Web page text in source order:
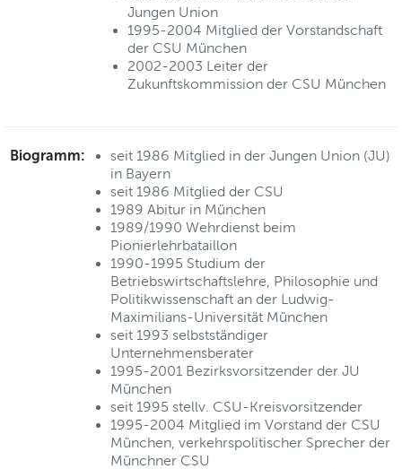
Jungen Union
1995-2004 Mitglied der Vorstandschaft
der CSU München
2002-2003 Leiter der
Zukunftskommission der CSU München
Biogramm:
seit 1986 Mitglied in der Jungen Union (JU)
in Bayern
seit 1986 Mitglied der CSU
1989 Abitur in München
1989/1990 Wehrdienst beim
Pionierlehrbataillon
1990-1995 Studium der
Betriebswirtschaftslehre, Philosophie und
Politikwissenschaft an der Ludwig-
Maximilians-Universität München
seit 1993 selbstständiger
Unternehmensberater
1995-2001 Bezirksvorsitzender der JU
München
seit 1995 stellv. CSU-Kreisvorsitzender
1995-2004 Mitglied im Vorstand der CSU
München, verkehrspolitischer Sprecher der
Münchner CSU